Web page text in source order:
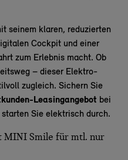
seinem klaren, reduzierten
Cockpit und einer
zum Erlebnis macht. Ob
– dieser Elektro-
zugleich. Sichern Sie
Leasingangebot bei
Sie elektrisch durch.
MINI Smile für mtl. nur